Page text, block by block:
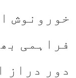
خورونوش
فراہمی
دور دراز